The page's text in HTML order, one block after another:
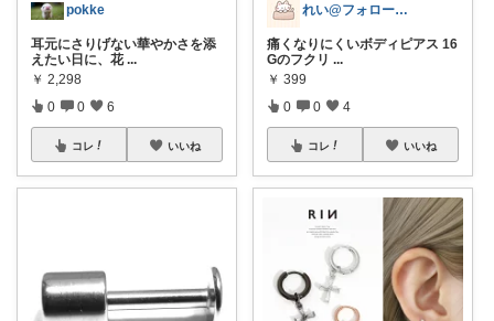
pokke
耳元にさりげない華やかさを添
えたい日に、花 ...
￥ 2,298
0 0 6
コレ いいね
れい@フォロー＆経由購入感謝です♪
痛くなりにくいボディピアス 16
Gのフクリ ...
￥ 399
0 0 4
コレ いいね